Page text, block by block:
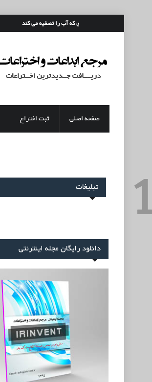
قمقمه ای که آب را تصفیه می کند
صفحه اصلی ثبت اختراع
تبلیغات
دانلود رایگان مجله اینترنتی